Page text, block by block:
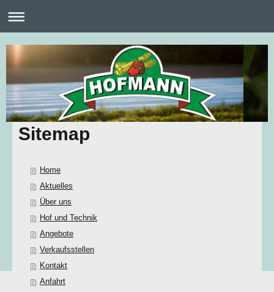
Sitemap
Home
Aktuelles
Über uns
Hof und Technik
Angebote
Verkaufsstellen
Kontakt
Anfahrt